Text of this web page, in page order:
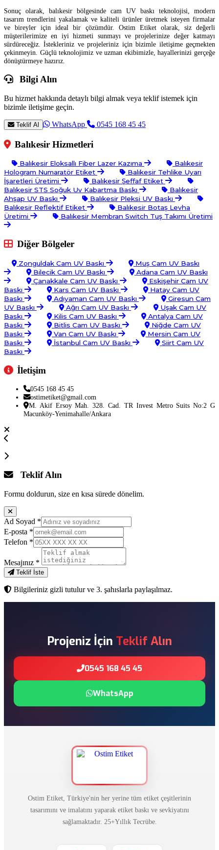
Sonuç olarak, balıkesir bölgesinde cam UV baskı teknolojisi, modern
tasarım trendlerini yakalamak ve kaliteli ürünler üretmek isteyen firmalar
ve bireyler için ideal bir çözümdür. Ostim Etiket olarak, siz değerli
müşterilerimize en iyi hizmeti sunmayı ve projelerinize değer katmayı
sürdüreceğiz. İstekleriniz ve projeleriniz için bizimle iletişime geçmekten
çekinmeyin. Güçlü teknolojimiz ve uzman ekibimizle, hayallerinizi gerçeğe
dönüştürmeye hazırız.
Bilgi Alın
Bu hizmet hakkında detaylı bilgi almak veya teklif istemek için
bizimle iletişime geçin.
Teklif Al WhatsApp 0545 168 45 45
Balıkesir Hizmetleri
Balıkesir Eloksallı Fiber Lazer Kazıma
Balıkesir
Hologram Numaratör Etiket
Balıkesir Tehlike Uyarı
İşaretleri Üretimi
Balıkesir Şeffaf Etiket
Balıkesir STS Soğuk Uv Kabartma Baskı
Balıkesir
Ahşap UV Baskı
Balıkesir Pleksi UV Baskı
Balıkesir Reflektif Etiket
Balıkesir Botaş Levha
Üretimi
Balıkesir Membran Switch Tuş Takımı Üretimi
Diğer Bölgeler
Zonguldak Cam UV Baskı
Muş Cam UV Baskı
Bilecik Cam UV Baskı
Adana Cam UV Baskı
Çanakkale Cam UV Baskı
Eskişehir Cam UV
Baskı
Kars Cam UV Baskı
Hatay Cam UV
Baskı
Adıyaman Cam UV Baskı
Giresun Cam
UV Baskı
Ağrı Cam UV Baskı
Uşak Cam UV
Baskı
Kilis Cam UV Baskı
Antalya Cam UV
Baskı
Bitlis Cam UV Baskı
Niğde Cam UV
Baskı
Van Cam UV Baskı
Mersin Cam UV
Baskı
İstanbul Cam UV Baskı
Siirt Cam UV
Baskı
İletişim
0545 168 45 45
ostimetiket@gmail.com
M. Akif Ersoy Mah. 328. Cad. TR Invest Metro Suits No:2 G
Macunköy-Yenimahalle/Ankara
Teklif Alın
Formu doldurun, size en kısa sürede dönelim.
Ad Soyad *
E-posta *
Telefon *
Mesajınız *
Teklif İste
Bilgileriniz gizli tutulur ve 3. şahıslarla paylaşılmaz.
Projeniz İçin Teklif Alın
0545 168 45 45
WhatsApp
Ostim Etiket, Türkiye'nin her yerine tüm etiket çeşitlerinin
tasarımını ve imalatını yaparak etiket baskı ve sevkiyatını
sağlamaktadır. 25+Yıllık Tecrübe.